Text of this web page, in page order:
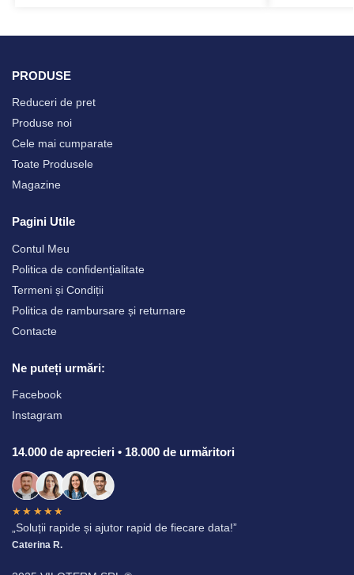
PRODUSE
Reduceri de pret
Produse noi
Cele mai cumparate
Toate Produsele
Magazine
Pagini Utile
Contul Meu
Politica de confidențialitate
Termeni și Condiții
Politica de rambursare și returnare
Contacte
Ne puteți urmări:
Facebook
Instagram
14.000 de aprecieri • 18.000 de urmăritori
★★★★★
„Soluții rapide și ajutor rapid de fiecare data!”
Caterina R.